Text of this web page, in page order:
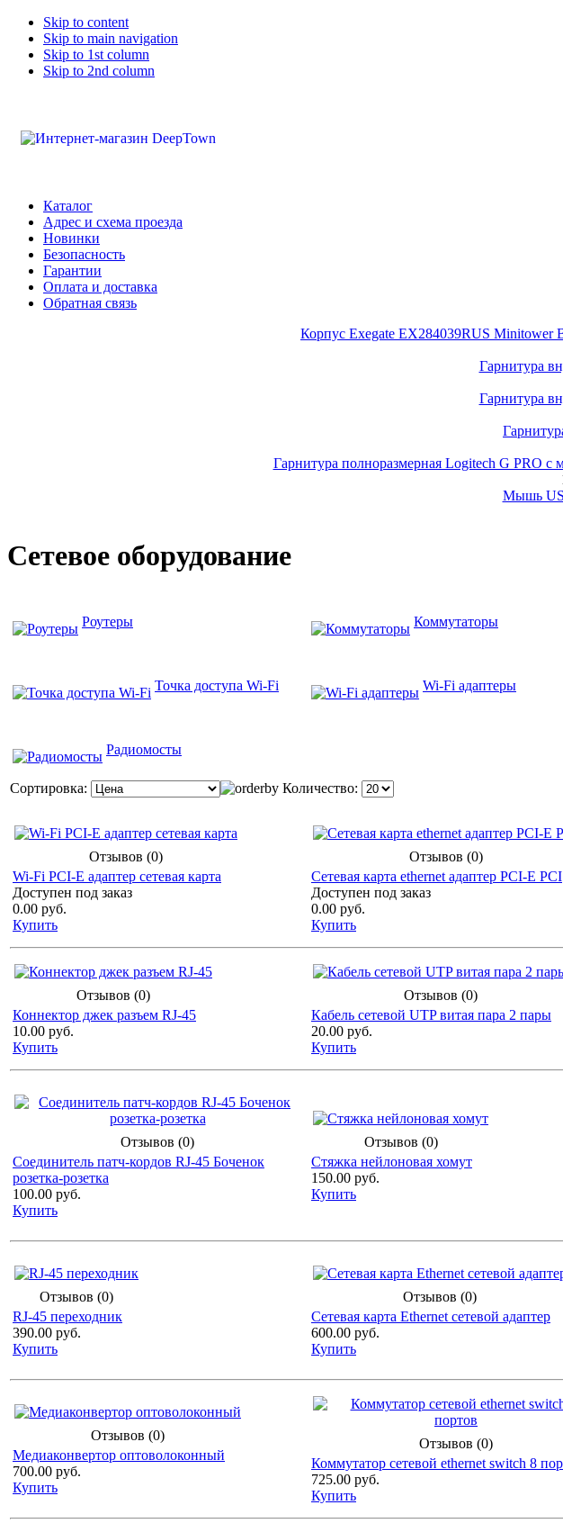
Skip to content
Skip to main navigation
Skip to 1st column
Skip to 2nd column
Каталог
Адрес и схема проезда
Новинки
Безопасность
Гарантии
Оплата и доставка
Обратная связь
Корпус Exegate EX284039RUS
Гарнитура
Гарнитура
Гарнитура полноразмерная Logitech G PRO
Мышь
Сетевое оборудование
Роутеры Коммутаторы
Точка доступа Wi-Fi Wi-Fi адаптеры
Радиомосты
Сортировка: Количество:
Отзывов (0)
Wi-Fi PCI-E адаптер сетевая карта
Доступен под заказ
0.00 руб.
Купить
Отзывов (0)
Сетевая карта ethernet адаптер PCI-E PCI
Доступен под заказ
0.00 руб.
Купить
Отзывов (0)
Коннектор джек разъем RJ-45
10.00 руб.
Купить
Отзывов (0)
Кабель сетевой UTP витая пара 2 пары
20.00 руб.
Купить
Отзывов (0)
Соединитель патч-кордов RJ-45 Боченок
розетка-розетка
100.00 руб.
Купить
Отзывов (0)
Стяжка нейлоновая хомут
150.00 руб.
Купить
Отзывов (0)
RJ-45 переходник
390.00 руб.
Купить
Отзывов (0)
Сетевая карта Ethernet сетевой адаптер
600.00 руб.
Купить
Отзывов (0)
Медиаконвертор оптоволоконный
700.00 руб.
Купить
Отзывов (0)
Коммутатор сетевой ethernet switch 8
725.00 руб.
Купить